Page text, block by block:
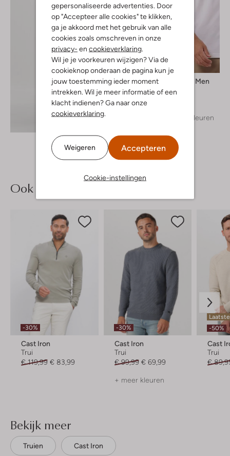
gepersonaliseerde advertenties. Door
op "Accepteer alle cookies" te klikken,
ga je akkoord met het gebruik van alle
cookies zoals omschreven in onze
privacy- en cookieverklaring
Wil je je voorkeuren wijzigen? Via de
cookieknop onderaan de pagina kun je
jouw toestemming ieder moment
intrekken. Wil je meer informatie of een
klacht indienen? Ga naar onze
cookieverklaring
Weigeren Accepteren
Cookie-instellingen
Selected Men
T-shirt
+ meer kleuren
Ook iets voor jou?
-30%
Cast Iron
Trui
€ 119,99 € 83,99
-30%
Cast Iron
Trui
€ 99,99 € 69,99
+ meer kleuren
-50%
Cast
Trui
€
Bekijk meer
Truien Cast Iron